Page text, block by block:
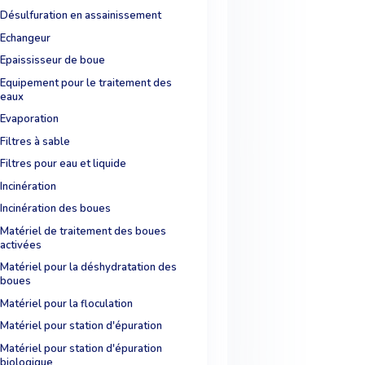
Désulfuration en assainissement
Echangeur
Epaississeur de boue
Equipement pour le traitement des
eaux
Evaporation
Filtres à sable
Filtres pour eau et liquide
Incinération
Incinération des boues
Matériel de traitement des boues
activées
Matériel pour la déshydratation des
boues
Matériel pour la floculation
Matériel pour station d'épuration
Matériel pour station d'épuration